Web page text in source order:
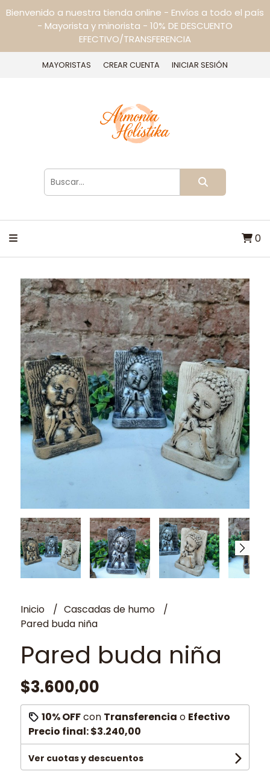
Bienvenido a nuestra tienda online - Envíos a todo el país
- Mayorista y minorista - 10% DE DESCUENTO
EFECTIVO/TRANSFERENCIA
MAYORISTAS CREAR CUENTA INICIAR SESIÓN
0
Inicio
Cascadas de humo
Pared buda niña
Pared buda niña
$3.600,00
10% OFFcon Transferencia o Efectivo
Precio final:$3.240,00
Ver cuotas y descuentos